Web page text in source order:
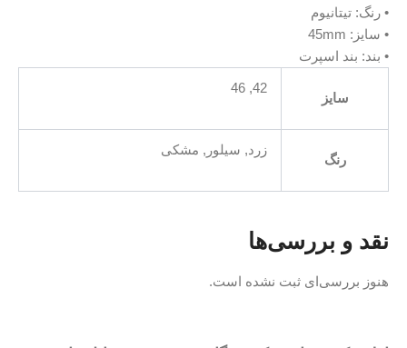
سیلور مشکی
ثبت نشده است.